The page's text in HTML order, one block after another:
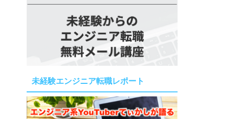
未経験エンジニア転職レポート